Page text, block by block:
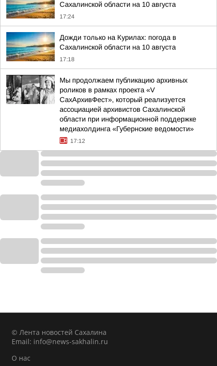
Сахалинской области на 10 августа
17:24
Дожди только на Курилах: погода в
Сахалинской области на 10 августа
17:18
Мы продолжаем публикацию архивных
роликов в рамках проекта «V
СахАрхивФест», который реализуется
ассоциацией архивистов Сахалинской
области при информационной поддержке
медиахолдинга «Губернские ведомости»
17:12
© Лента новостей Сахалина
Email: info@news-sakhalin.ru
О нас